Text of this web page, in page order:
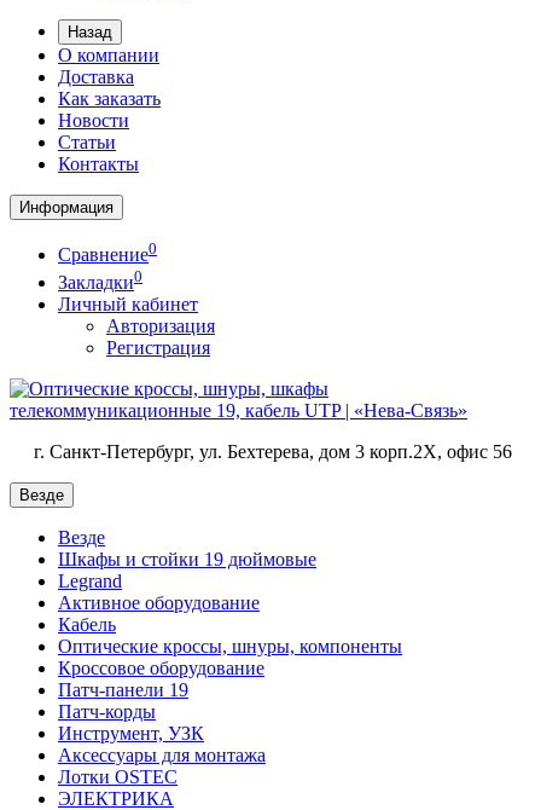
Назад
О компании
Доставка
Как заказать
Новости
Статьи
Контакты
Информация
Сравнение0
Закладки0
Личный кабинет
Авторизация
Регистрация
г. Санкт-Петербург, ул. Бехтерева, дом 3 корп.2X, офис 56
Везде
Везде
Шкафы и стойки 19 дюймовые
Legrand
Активное оборудование
Кабель
Оптические кроссы, шнуры, компоненты
Кроссовое оборудование
Патч-панели 19
Патч-корды
Инструмент, УЗК
Аксессуары для монтажа
Лотки OSTEC
ЭЛЕКТРИКА